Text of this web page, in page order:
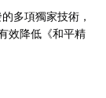
多項獨家技術，
效降低《和平精